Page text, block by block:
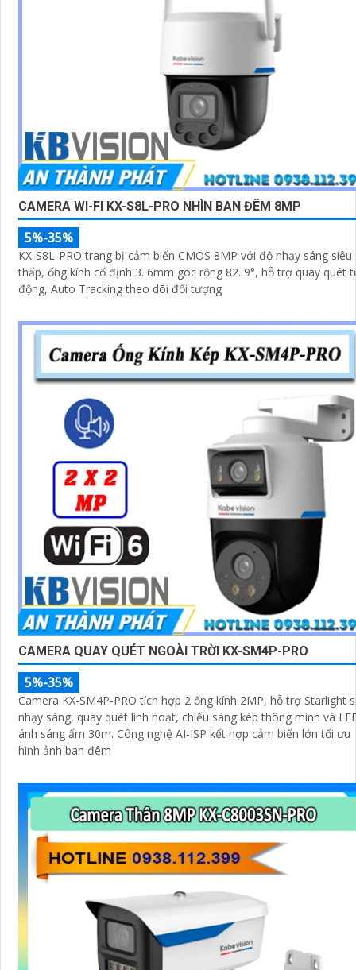
CAMERA WI-FI KX-S8L-PRO NHÌN BAN ĐÊM 8MP
5%-35%
KX-S8L-PRO trang bị cảm biến CMOS 8MP với độ nhạy sáng siêu
thấp, ống kính cố định 3. 6mm góc rộng 82. 9°, hỗ trợ quay quét
động, Auto Tracking theo dõi đối tượng
CAMERA QUAY QUÉT NGOÀI TRỜI KX-SM4P-PRO
5%-35%
Camera KX-SM4P-PRO tích hợp 2 ống kính 2MP, hỗ trợ Starlight
nhạy sáng, quay quét linh hoạt, chiếu sáng kép thông minh và
ánh sáng ấm 30m. Công nghệ AI-ISP kết hợp cảm biến lớn tối ưu
hình ảnh ban đêm